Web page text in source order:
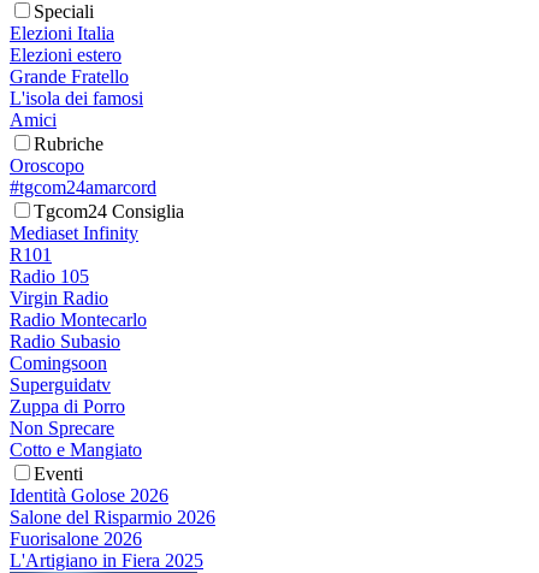
Speciali
Elezioni Italia
Elezioni estero
Grande Fratello
L'isola dei famosi
Amici
Rubriche
Oroscopo
#tgcom24amarcord
Tgcom24 Consiglia
Mediaset Infinity
R101
Radio 105
Virgin Radio
Radio Montecarlo
Radio Subasio
Comingsoon
Superguidatv
Zuppa di Porro
Non Sprecare
Cotto e Mangiato
Eventi
Identità Golose 2026
Salone del Risparmio 2026
Fuorisalone 2026
L'Artigiano in Fiera 2025